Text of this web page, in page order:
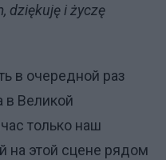
dziękuję i życzę
в очередной раз
в Великой
только наш
на этой сцене рядом